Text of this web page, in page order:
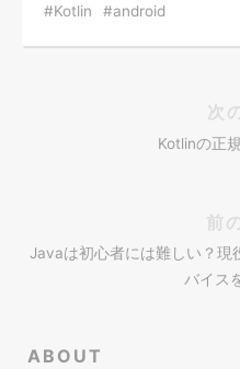
Kotlin android
次
Kotlinの正
前
Javaは初心者には難しい？現
バイス
ABOUT